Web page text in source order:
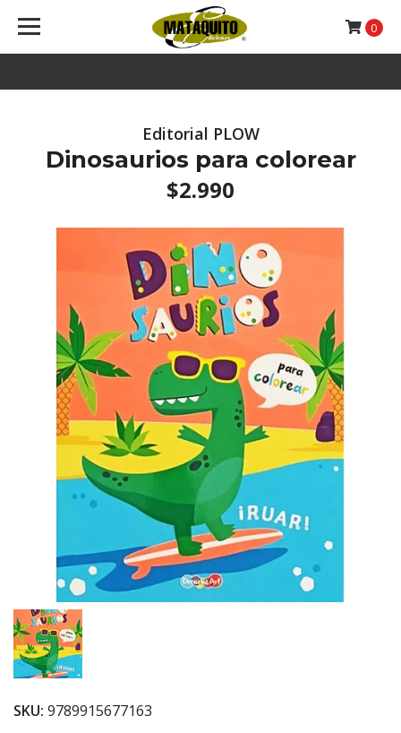
0
Editorial PLOW
Dinosaurios para colorear
$2.990
SKU: 9789915677163